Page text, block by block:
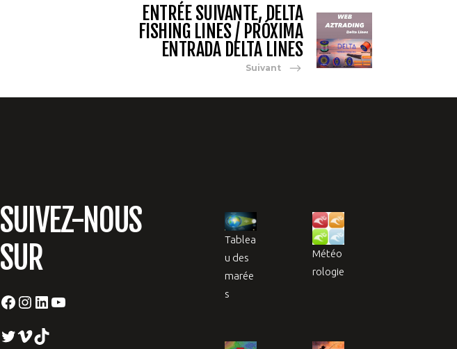
ENTRÉE SUIVANTE, DELTA
FISHING LINES / PRÓXIMA
ENTRADA DELTA LINES
Suivant
SUIVEZ-NOUS
SUR
Facebook
Instagram
LinkedIn
YouTube
Twitter
VimeoTikTok
Tablea
u des
marée
s
Météo
rologie